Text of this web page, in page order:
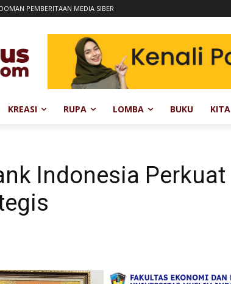
PEMBERITAAN MEDIA SIBER
KREASI RUPA LOMBA BUKU KITA
Indonesia Perkuat